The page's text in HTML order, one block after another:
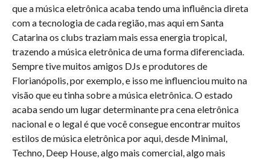
que a música eletrônica acaba tendo uma influência direta
com a tecnologia de cada região, mas aqui em Santa
Catarina os clubs traziam mais essa energia tropical,
trazendo a música eletrônica de uma forma diferenciada.
Sempre tive muitos amigos DJs e produtores de
Florianópolis, por exemplo, e isso me influenciou muito na
visão que eu tinha sobre a música eletrônica. O estado
acaba sendo um lugar determinante pra cena eletrônica
nacional e o legal é que você consegue encontrar muitos
estilos de música eletrônica por aqui, desde Minimal,
Techno, Deep House, algo mais comercial, algo mais